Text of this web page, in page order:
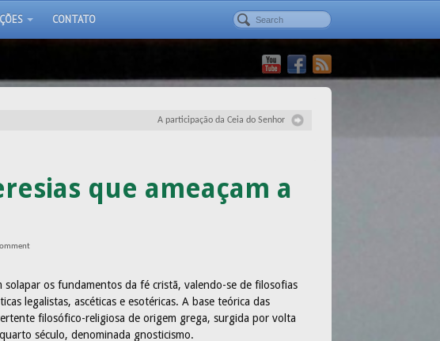
CONTATO
A participação da Ceia do Senhor
que ameaçam a
solapar os fundamentos da fé cristã, valendo-se de filosofias
legalistas, ascéticas e esotéricas. A base teórica das
filosófico-religiosa de origem grega, surgida por volta
século, denominada gnosticismo.